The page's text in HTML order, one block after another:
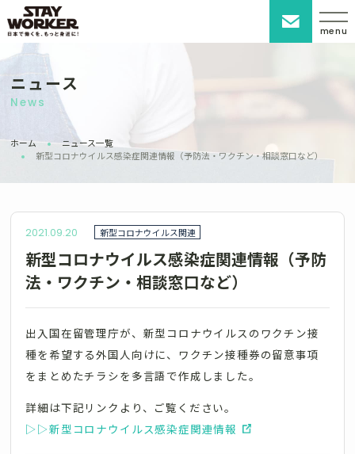
menu
ニュース
News
ホーム
ニュース一覧
新型コロナウイルス感染症関連情報（予防法・ワクチン・相談窓口など）
2021.09.20 新型コロナウイルス関連
新型コロナウイルス感染症関連情報（予防
法・ワクチン・相談窓口など）
出入国在留管理庁が、新型コロナウイルスのワクチン接
種を希望する外国人向けに、ワクチン接種券の留意事項
をまとめたチラシを多言語で作成しました。
詳細は下記リンクより、ご覧ください。
▷▷新型コロナウイルス感染症関連情報